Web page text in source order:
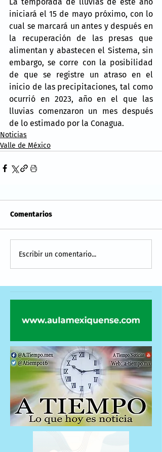
iniciará el 15 de mayo próximo, con lo
cual se marcará un antes y después en
la recuperación de las presas que
alimentan y abastecen el Sistema, sin
embargo, se corre con la posibilidad
de que se registre un atraso en el
inicio de las precipitaciones, tal como
ocurrió en 2023, año en el que las
lluvias comenzaron un mes después
de lo estimado por la Conagua.
Noticias
Valle de México
Comentarios
Escribir un comentario...